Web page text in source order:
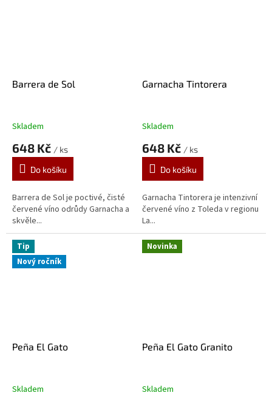
Barrera de Sol
Skladem
648 Kč / ks
Do košíku
Barrera de Sol je poctivé, čisté
červené víno odrůdy Garnacha a
skvěle...
Garnacha Tintorera
Skladem
648 Kč / ks
Do košíku
Garnacha Tintorera je intenzivní
červené víno z Toleda v regionu
La...
Tip
Nový ročník
Peña El Gato
Skladem
Novinka
Peña El Gato Granito
Skladem